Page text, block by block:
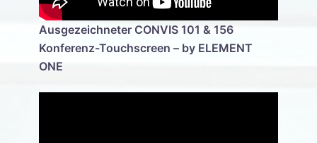
Ausgezeichneter CONVIS 101 & 156
Konferenz-Touchscreen – by ELEMENT
ONE